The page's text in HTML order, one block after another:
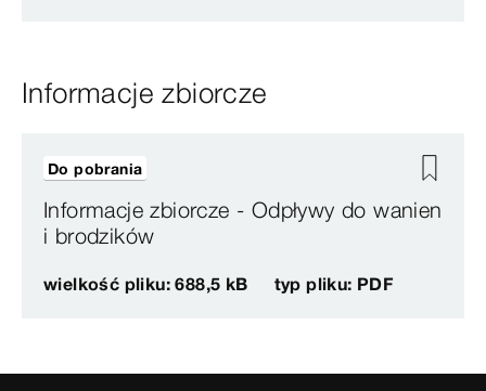
Informacje zbiorcze
Informacje zbiorcze - Odpływy do wanien
i brodzików
wielkość pliku: 688,5 kB typ pliku: PDF
Do pobrania